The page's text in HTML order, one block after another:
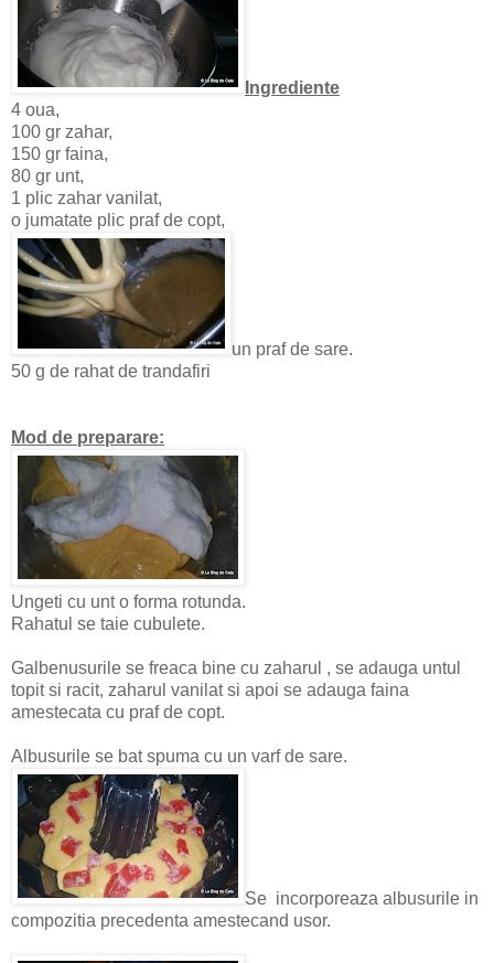
Ingrediente
4 oua,
100 gr zahar,
150 gr faina,
80 gr unt,
1 plic zahar vanilat,
o jumatate plic praf de copt,
un praf de sare.
50 g de rahat de trandafiri
Mod de preparare:
Ungeti cu unt o forma rotunda.
Rahatul se taie cubulete.
Galbenusurile se freaca bine cu zaharul , se adauga untul
topit si racit, zaharul vanilat si apoi se adauga faina
amestecata cu praf de copt.
Albusurile se bat spuma cu un varf de sare.
Se incorporeaza albusurile in
compozitia precedenta amestecand usor.